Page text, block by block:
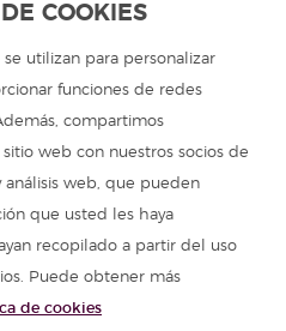
COOKIES
utilizan para personalizar
funciones de redes
compartimos
web con nuestros socios de
análisis web, que pueden
que usted les haya
recopilado a partir del uso
Puede obtener más
de cookies